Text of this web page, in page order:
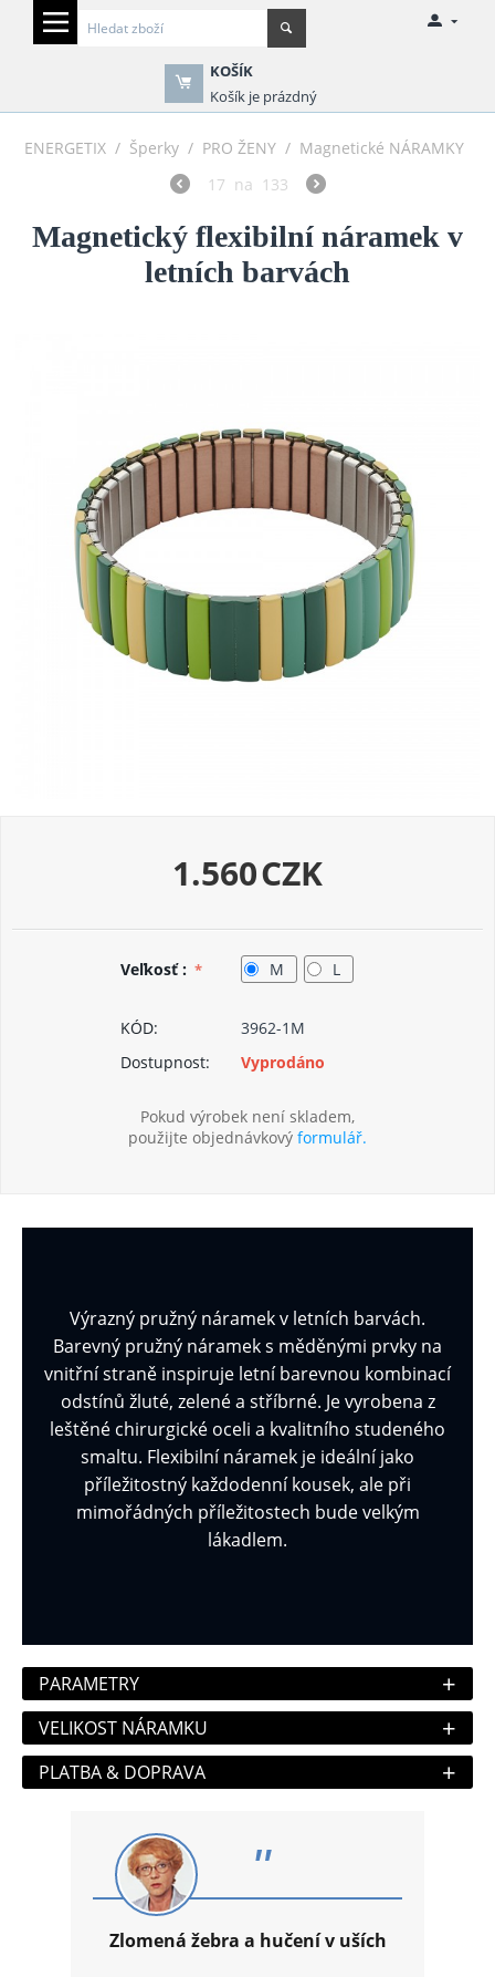
KOŠÍK
Košík je prázdný
ENERGETIX / Šperky / PRO ŽENY / Magnetické NÁRAMKY
17 na 133
Magnetický flexibilní náramek v
letních barvách
1.560CZK
Veľkosť : M L
KÓD:
3962-1M
Dostupnost:
Vyprodáno
Pokud výrobek není skladem,
použijte objednávkový formulář.
Výrazný pružný náramek v letních barvách.
Barevný pružný náramek s měděnými prvky na
vnitřní straně inspiruje letní barevnou kombinací
odstínů žluté, zelené a stříbrné. Je vyrobena z
leštěné chirurgické oceli a kvalitního studeného
smaltu. Flexibilní náramek je ideální jako
příležitostný každodenní kousek, ale při
mimořádných příležitostech bude velkým
lákadlem.
PARAMETRY +
VELIKOST NÁRAMKU +
PLATBA & DOPRAVA +
"
Zlomená žebra a hučení v uších